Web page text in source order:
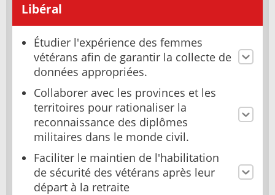
Libéral
Étudier l'expérience des femmes
vétérans afin de garantir la collecte de
données appropriées.
Collaborer avec les provinces et les
territoires pour rationaliser la
reconnaissance des diplômes
militaires dans le monde civil.
Faciliter le maintien de l'habilitation
de sécurité des vétérans après leur
départ à la retraite